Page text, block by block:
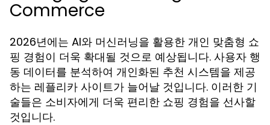
Commerce
2026년에는 AI와 머신러닝을 활용한 개인 맞춤형 쇼
핑 경험이 더욱 확대될 것으로 예상됩니다. 사용자 행
동 데이터를 분석하여 개인화된 추천 시스템을 제공
하는 레플리카 사이트가 늘어날 것입니다. 이러한 기
술들은 소비자에게 더욱 편리한 쇼핑 경험을 선사할
것입니다.